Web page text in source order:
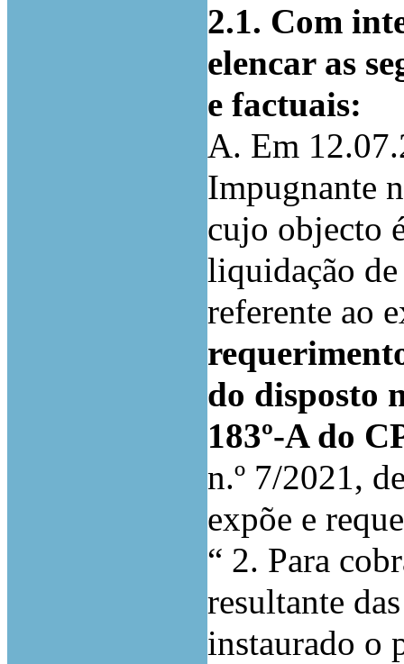
2.1. Com
elencar as
e factuais:
A. Em
Impugnante
cujo objecto
liquidação
referente ao
do disposto
183º-A do
n.º 7/2021,
expõe e
“ 2. Para
resultante
instaurado o